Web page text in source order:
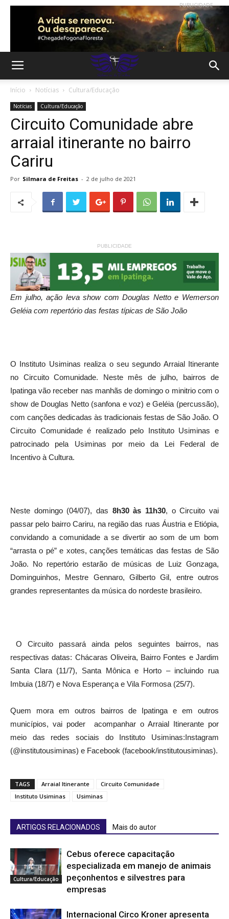
PUBLICIDADE
Início Notícias Cultura/Educação
Notícias Cultura/Educação
Circuito Comunidade abre
arraial itinerante no bairro
Cariru
Por Silmara de Freitas - 2 de julho de 2021
PUBLICIDADE
Em julho, ação leva show com Douglas Netto e Wemerson
Geléia com repertório das festas típicas de São João
O Instituto Usiminas realiza o seu segundo Arraial Itinerante
no Circuito Comunidade. Neste mês de julho, bairros de
Ipatinga vão receber nas manhãs de domingo o minitrio com o
show de Douglas Netto (sanfona e voz) e Geléia (percussão),
com canções dedicadas às tradicionais festas de São João. O
Circuito Comunidade é realizado pelo Instituto Usiminas e
patrocinado pela Usiminas por meio da Lei Federal de
Incentivo à Cultura.
Neste domingo (04/07), das 8h30 às 11h30 , o Circuito vai
passar pelo bairro Cariru, na região das ruas Áustria e Etiópia,
convidando a comunidade a se divertir ao som de um bom
“arrasta o pé” e xotes, canções temáticas das festas de São
João. No repertório estarão de músicas de Luiz Gonzaga,
Dominguinhos, Mestre Gennaro, Gilberto Gil, entre outros
grandes representantes da música do nordeste brasileiro.
O Circuito passará ainda pelos seguintes bairros, nas
respectivas datas: Chácaras Oliveira, Bairro Fontes e Jardim
Santa Clara (11/7), Santa Mônica e Horto – incluindo rua
Imbuia (18/7) e Nova Esperança e Vila Formosa (25/7).
Quem mora em outros bairros de Ipatinga e em outros
municípios, vai poder acompanhar o Arraial Itinerante por
meio das redes sociais do Instituto Usiminas:Instagram
(@institutousiminas) e Facebook (facebook/institutousiminas).
TAGS Arraial Itinerante
Circuito Comunidade
Instituto Usiminas
Usiminas
ARTIGOS RELACIONADOS Mais do autor
Cultura/Educação
Cebus oferece capacitação
especializada em manejo de animais
peçonhentos e silvestres para
empresas
Internacional Circo Kroner apresenta